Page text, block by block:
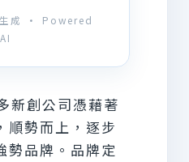
成 · Powered
新創公司憑藉著
順勢而上，逐步
勢品牌。品牌定